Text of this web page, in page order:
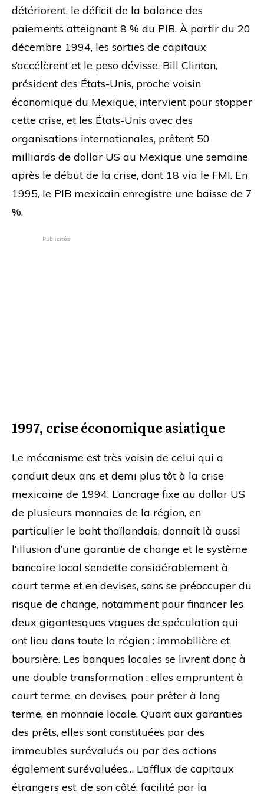
détériorent, le déficit de la balance des
paiements atteignant 8 % du PIB. À partir du 20
décembre 1994, les sorties de capitaux
s’accélèrent et le peso dévisse. Bill Clinton,
président des États-Unis, proche voisin
économique du Mexique, intervient pour stopper
cette crise, et les États-Unis avec des
organisations internationales, prêtent 50
milliards de dollar US au Mexique une semaine
après le début de la crise, dont 18 via le FMI. En
1995, le PIB mexicain enregistre une baisse de 7
%.
Publicités
1997, crise économique asiatique
Le mécanisme est très voisin de celui qui a
conduit deux ans et demi plus tôt à la crise
mexicaine de 1994. L’ancrage fixe au dollar US
de plusieurs monnaies de la région, en
particulier le baht thaïlandais, donnait là aussi
l’illusion d’une garantie de change et le système
bancaire local s’endette considérablement à
court terme et en devises, sans se préoccuper du
risque de change, notamment pour financer les
deux gigantesques vagues de spéculation qui
ont lieu dans toute la région : immobilière et
boursière. Les banques locales se livrent donc à
une double transformation : elles empruntent à
court terme, en devises, pour prêter à long
terme, en monnaie locale. Quant aux garanties
des prêts, elles sont constituées par des
immeubles surévalués ou par des actions
également surévaluées… L’afflux de capitaux
étrangers est, de son côté, facilité par la